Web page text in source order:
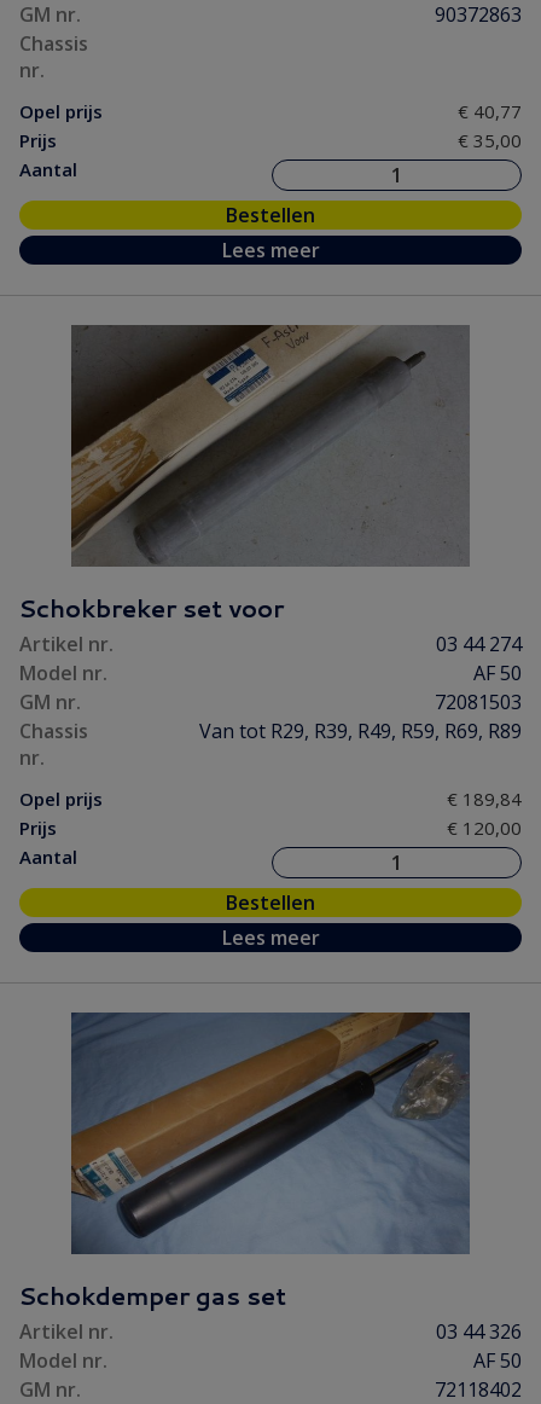
GM nr.
90372863
Chassis
nr.
Opel prijs
€ 40,77
Prijs
€ 35,00
Aantal
Bestellen
Lees meer
Schokbreker set voor
Artikel nr.
03 44 274
Model nr.
AF 50
GM nr.
72081503
Chassis
nr.
Van tot R29, R39, R49, R59, R69, R89
Opel prijs
€ 189,84
Prijs
€ 120,00
Aantal
Bestellen
Lees meer
Schokdemper gas set
Artikel nr.
03 44 326
Model nr.
AF 50
GM nr.
72118402